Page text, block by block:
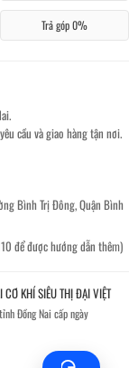
Trả góp 0%
cầu và giao hàng tận nơi.
Bình Trị Đông, Quận Bình
để được hướng dẫn thêm)
KHÍ SIÊU THỊ ĐẠI VIỆT
Đồng Nai cấp ngày